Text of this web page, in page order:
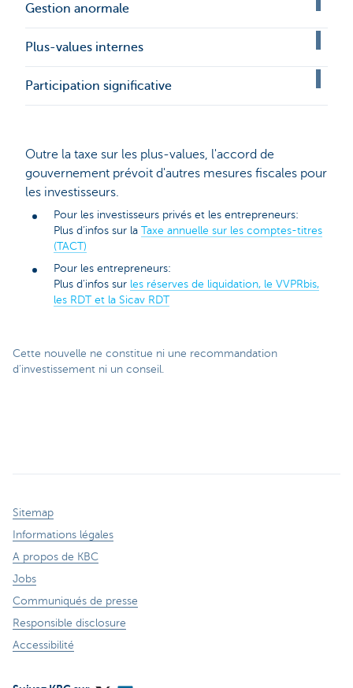
Gestion anormale
Plus-values internes
Participation significative
Outre la taxe sur les plus-values, l'accord de
gouvernement prévoit d'autres mesures fiscales pour
les investisseurs.
Pour les investisseurs privés et les entrepreneurs:
Plus d’infos sur la Taxe annuelle sur les comptes-titres
(TACT)
Pour les entrepreneurs:
Plus d'infos sur les réserves de liquidation, le VVPRbis,
les RDT et la Sicav RDT
Cette nouvelle ne constitue ni une recommandation
d’investissement ni un conseil.
Sitemap
Informations légales
A propos de KBC
Jobs
Communiqués de presse
Responsible disclosure
Accessibilité